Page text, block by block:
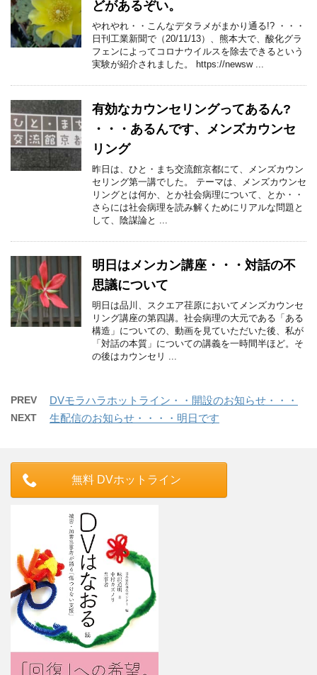
どがあるぞい。
やれやれ・・こんなデタラメがまかり通る!? ・・・
日刊工業新聞で（20/11/13）、熊本大で、酸化グラ
フェンによってコロナウイルスを除去できるという
実験が紹介されました。 https://newsw ...
有効なカウンセリングってあるん?
・・・あるんです、メンズカウンセ
リング
昨日は、ひと・まち交流館京都にて、メンズカウン
セリング第一講でした。 テーマは、メンズカウンセ
リングとは何か、とか社会病理について、とか・・
さらには社会病理を読み解くためにリアルな問題と
して、陰謀論と ...
明日はメンカン講座・・・対話の不
思議について
明日は品川、スクエア荏原においてメンズカウンセ
リング講座の第四講。社会病理の大元である「ある
構造」についての、動画を見ていただいた後、私が
「対話の本質」についての講義を一時間半ほど。そ
の後はカウンセリ ...
PREV DVモラハラホットライン・・開設のお知らせ・・・
NEXT 生配信のお知らせ・・・・明日です
無料 DVホットライン